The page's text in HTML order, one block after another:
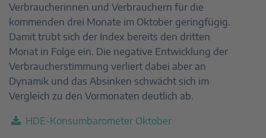
Verbraucherinnen und Verbrauchern für die
kommenden drei Monate im Oktober geringfügig.
Damit trübt sich der Index bereits den dritten
Monat in Folge ein. Die negative Entwicklung der
Verbraucherstimmung verliert dabei aber an
Dynamik und das Absinken schwächt sich im
Vergleich zu den Vormonaten deutlich ab.
HDE-Konsumbarometer Oktober